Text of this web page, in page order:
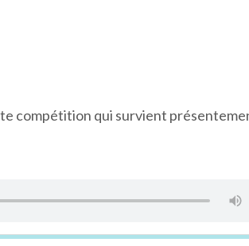
compétition qui survient